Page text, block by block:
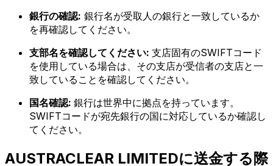
銀行の確認: 銀行名が受取人の銀行と一致しているか
を再確認してください。
支部名を確認してください: 支店固有のSWIFTコード
を使用している場合は、その支店が受信者の支店と一
致していることを確認してください。
国名確認: 銀行は世界中に拠点を持っています。
SWIFTコードが宛先銀行の国に対応しているか確認し
てください。
AUSTRACLEAR LIMITEDに送金する際